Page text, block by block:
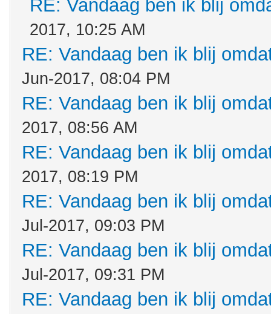
RE: Vandaag ben ik blij
2017, 10:25 AM
RE: Vandaag ben ik blij
Jun-2017, 08:04 PM
RE: Vandaag ben ik blij
2017, 08:56 AM
RE: Vandaag ben ik blij
2017, 08:19 PM
RE: Vandaag ben ik blij
Jul-2017, 09:03 PM
RE: Vandaag ben ik blij
Jul-2017, 09:31 PM
RE: Vandaag ben ik blij